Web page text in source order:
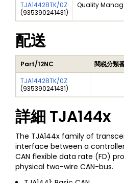
TJA1442BTK/0Z
(935390241431)
Quality
配送
Part/12NC 関税分類
TJA1442BTK/0Z
(935390241431)
詳細 TJA144x
The TJA144x family of
interface between a
CAN flexible data rate (FD)
physical two-wire CAN-bus.